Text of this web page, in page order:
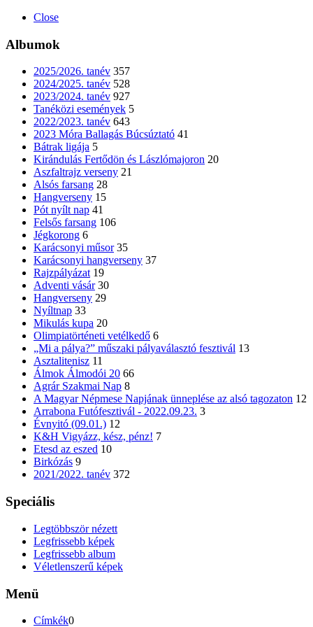
Close
Albumok
2025/2026. tanév 357
2024/2025. tanév 528
2023/2024. tanév 927
Tanéközi események 5
2022/2023. tanév 643
2023 Móra Ballagás Búcsúztató 41
Bátrak ligája 5
Kirándulás Fertődön és Lászlómajoron 20
Aszfaltrajz verseny 21
Alsós farsang 28
Hangverseny 15
Pót nyílt nap 41
Felsős farsang 106
Jégkorong 6
Karácsonyi műsor 35
Karácsonyi hangverseny 37
Rajzpályázat 19
Adventi vásár 30
Hangverseny 29
Nyíltnap 33
Mikulás kupa 20
Olimpiatörténeti vetélkedő 6
„Mi a pálya?” műszaki pályaválasztó fesztivál 13
Asztalitenisz 11
Álmok Álmodói 20 66
Agrár Szakmai Nap 8
A Magyar Népmese Napjának ünneplése az alsó tagozaton 12
Arrabona Futófesztivál - 2022.09.23. 3
Évnyitó (09.01.) 12
K&H Vigyázz, kész, pénz! 7
Etesd az eszed 10
Birkózás 9
2021/2022. tanév 372
Speciális
Legtöbbször nézett
Legfrissebb képek
Legfrissebb album
Véletlenszerű képek
Menü
Címkék0